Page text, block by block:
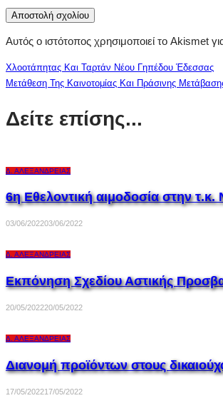
Αυτός ο ιστότοπος χρησιμοποιεί το Akismet
Χλοοτάπητας Και Ταρτάν Νέου Γηπέδου Έδεσσας
Μετάθεση Της Καινοτομίας Και Πράσινης
Δείτε επίσης...
Δ. ΑΛΕΞΆΝΔΡΕΙΑΣ
6η Εθελοντική αιμοδοσία στην τ.κ.
03/06/202203/06/2022
Δ. ΑΛΕΞΆΝΔΡΕΙΑΣ
Εκπόνηση Σχεδίου Αστικής
20/05/202220/05/2022
Δ. ΑΛΕΞΆΝΔΡΕΙΑΣ
Διανομή προϊόντων στους
17/05/202217/05/2022